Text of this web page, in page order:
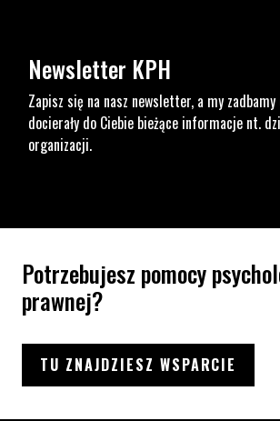
Newsletter KPH
Zapisz się na nasz newsletter, a my zadbamy
docierały do Ciebie bieżące informacje nt.
organizacji.
Potrzebujesz pomocy
prawnej?
TU ZNAJDZIESZ WSPARCIE